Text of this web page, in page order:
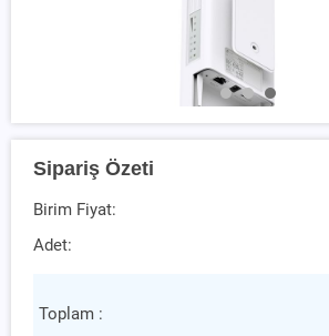
Sipariş Özeti
Birim Fiyat:
Adet:
Toplam :